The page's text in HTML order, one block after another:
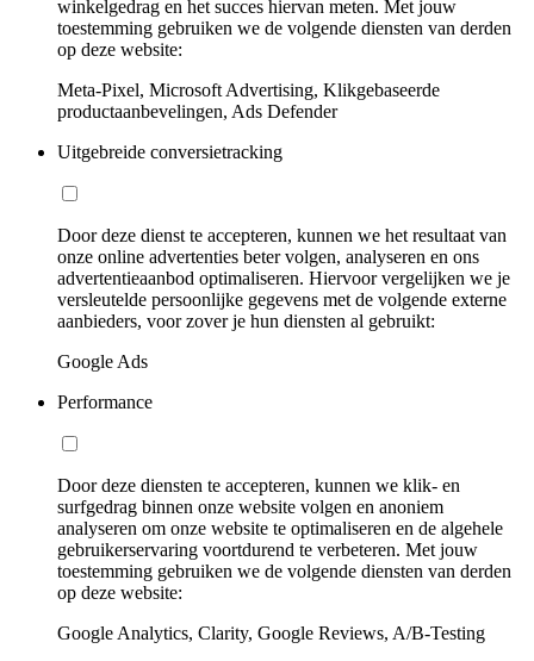
winkelgedrag en het succes hiervan meten. Met jouw
toestemming gebruiken we de volgende diensten van derden
op deze website:
Meta-Pixel, Microsoft Advertising, Klikgebaseerde
productaanbevelingen, Ads Defender
Uitgebreide conversietracking
Door deze dienst te accepteren, kunnen we het resultaat van
onze online advertenties beter volgen, analyseren en ons
advertentieaanbod optimaliseren. Hiervoor vergelijken we je
versleutelde persoonlijke gegevens met de volgende externe
aanbieders, voor zover je hun diensten al gebruikt:
Google Ads
Performance
Door deze diensten te accepteren, kunnen we klik- en
surfgedrag binnen onze website volgen en anoniem
analyseren om onze website te optimaliseren en de algehele
gebruikerservaring voortdurend te verbeteren. Met jouw
toestemming gebruiken we de volgende diensten van derden
op deze website:
Google Analytics, Clarity, Google Reviews, A/B-Testing